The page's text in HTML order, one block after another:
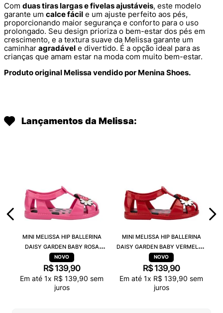
Com duas tiras largas e fivelas ajustáveis, este modelo
garante um calce fácil e um ajuste perfeito aos pés,
proporcionando maior segurança e conforto para o uso
prolongado. Seu design prioriza o bem-estar dos pés em
crescimento, e a textura suave da Melissa garante um
caminhar agradável e divertido. É a opção ideal para as
crianças que amam estar na moda com muito bem-estar.
Produto original Melissa vendido por Menina Shoes.
Lançamentos da Melissa:
MINI MELISSA HIP BALLERINA
DAISY GARDEN BABY ROSA
PRETO 38115
R$ 139,90
Em até 1x R$ 139,90 sem
juros
MINI MELISSA HIP BALLERINA
DAISY GARDEN BABY VERMELHO
PRETO 38115
R$ 139,90
Em até 1x R$ 139,90 sem
juros